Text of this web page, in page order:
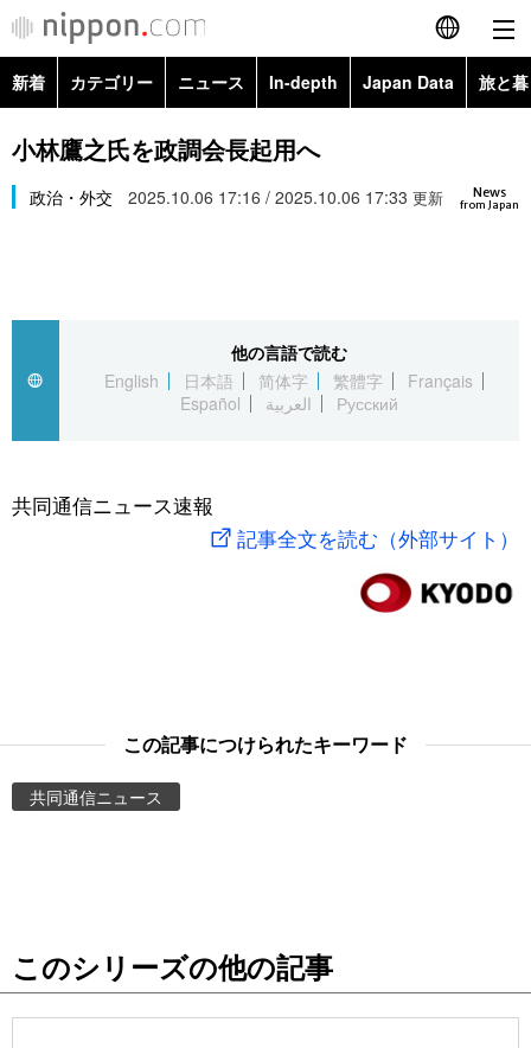
English
繁體字
العربية
社会
旅と暮らし
東京
新着 カテゴリー ニュース In-depth Japan Data 旅と
政治・外交
経済・ビジネス
社会
文化
科学・技術
暮らし
Images
お知らせ
小林鷹之氏を政調会長起用へ
News
from Japan
政治・外交 2025.10.06 17:16 / 2025.10.06 17:33 更新
他の言語で読む
English
日本語 简体字 繁體字
Français
Español
العربية Русский
共同通信ニュース速報
記事全文を読む（外部サイト）
この記事につけられたキーワード
共同通信ニュース
このシリーズの他の記事